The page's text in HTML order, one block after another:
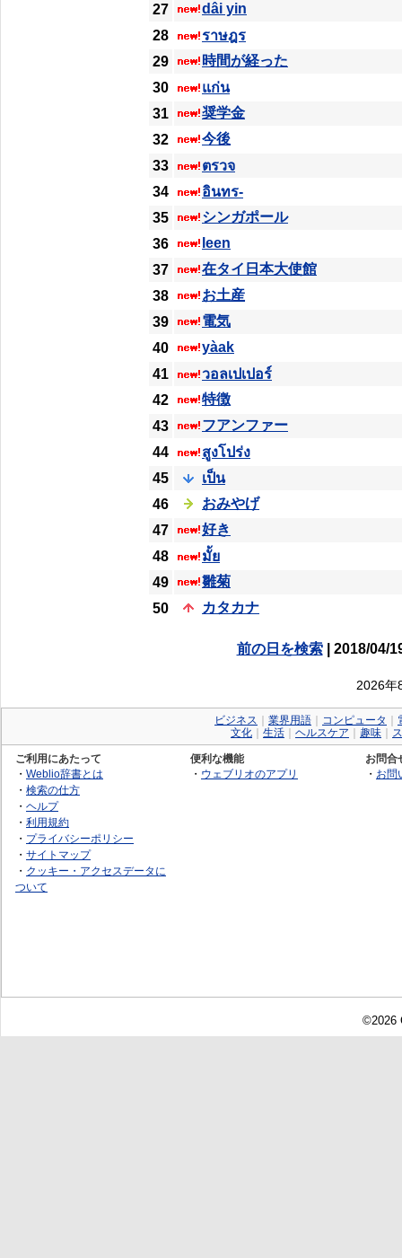
27
dâi yin
28
ราษฎร
29
時間が経った
30
แก่น
31
奨学金
32
今後
33
ตรวจ
34
อินทร-
35
シンガポール
36
leen
37
在タイ日本大使館
38
お土産
39
電気
40
yàak
41
วอลเปเปอร์
42
特徴
43
フアンファー
44
สูงโปร่ง
45
เป็น
46
おみやげ
47
好き
48
มั้ย
49
雛菊
50
カタカナ
前の日を検索| 2018/04/
2026年
ビジネス 業界用語 コンピュータ
文化
生活 ヘルスケア 趣味
ご利用にあたって
・ Weblio辞書とは
・ 検索の仕方
・ ヘルプ
・ 利用規約
・ プライバシーポリシー
・ サイトマップ
・ クッキー・アクセスデータに
ついて
便利な機能
・ ウェブリオのアプリ
お問合
・ お問
©2026